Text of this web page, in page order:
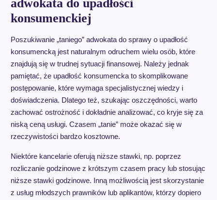
adwokata do upadłości
konsumenckiej
Poszukiwanie „taniego” adwokata do sprawy o upadłość
konsumencką jest naturalnym odruchem wielu osób, które
znajdują się w trudnej sytuacji finansowej. Należy jednak
pamiętać, że upadłość konsumencka to skomplikowane
postępowanie, które wymaga specjalistycznej wiedzy i
doświadczenia. Dlatego też, szukając oszczędności, warto
zachować ostrożność i dokładnie analizować, co kryje się za
niską ceną usługi. Czasem „tanie” może okazać się w
rzeczywistości bardzo kosztowne.
Niektóre kancelarie oferują niższe stawki, np. poprzez
rozliczanie godzinowe z krótszym czasem pracy lub stosując
niższe stawki godzinowe. Inną możliwością jest skorzystanie
z usług młodszych prawników lub aplikantów, którzy dopiero